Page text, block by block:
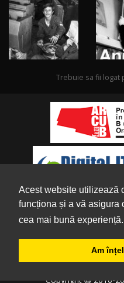
Acest website utilizează
funcționa și a vă asigura
cea mai bună experiență.
Am
Trebuie sa fii logat
Despre noi |
Confidențialitate |
Copyright
2016-